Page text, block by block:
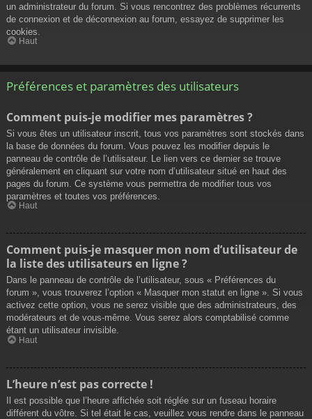
un administrateur du forum. Si vous rencontrez des problèmes récurrents
de connexion et de déconnexion au forum, essayez de supprimer les
cookies.
Haut
Préférences et paramètres des utilisateurs
Comment puis-je modifier mes paramètres ?
Si vous êtes un utilisateur inscrit, tous vos paramètres sont stockés dans
la base de données du forum. Vous pouvez les modifier depuis le
panneau de contrôle de l’utilisateur. Le lien vers ce dernier se trouve
généralement en cliquant sur votre nom d’utilisateur situé en haut des
pages du forum. Ce système vous permettra de modifier tous vos
paramètres et toutes vos préférences.
Haut
Comment puis-je masquer mon nom d’utilisateur de
la liste des utilisateurs en ligne ?
Dans le panneau de contrôle de l’utilisateur, sous « Préférences du
forum », vous trouverez l’option « Masquer mon statut en ligne ». Si vous
activez cette option, vous ne serez visible que des administrateurs, des
modérateurs et de vous-même. Vous serez alors comptabilisé comme
étant un utilisateur invisible.
Haut
L’heure n’est pas correcte !
Il est possible que l’heure affichée soit réglée sur un fuseau horaire
différent du vôtre. Si tel était le cas, veuillez vous rendre dans le panneau